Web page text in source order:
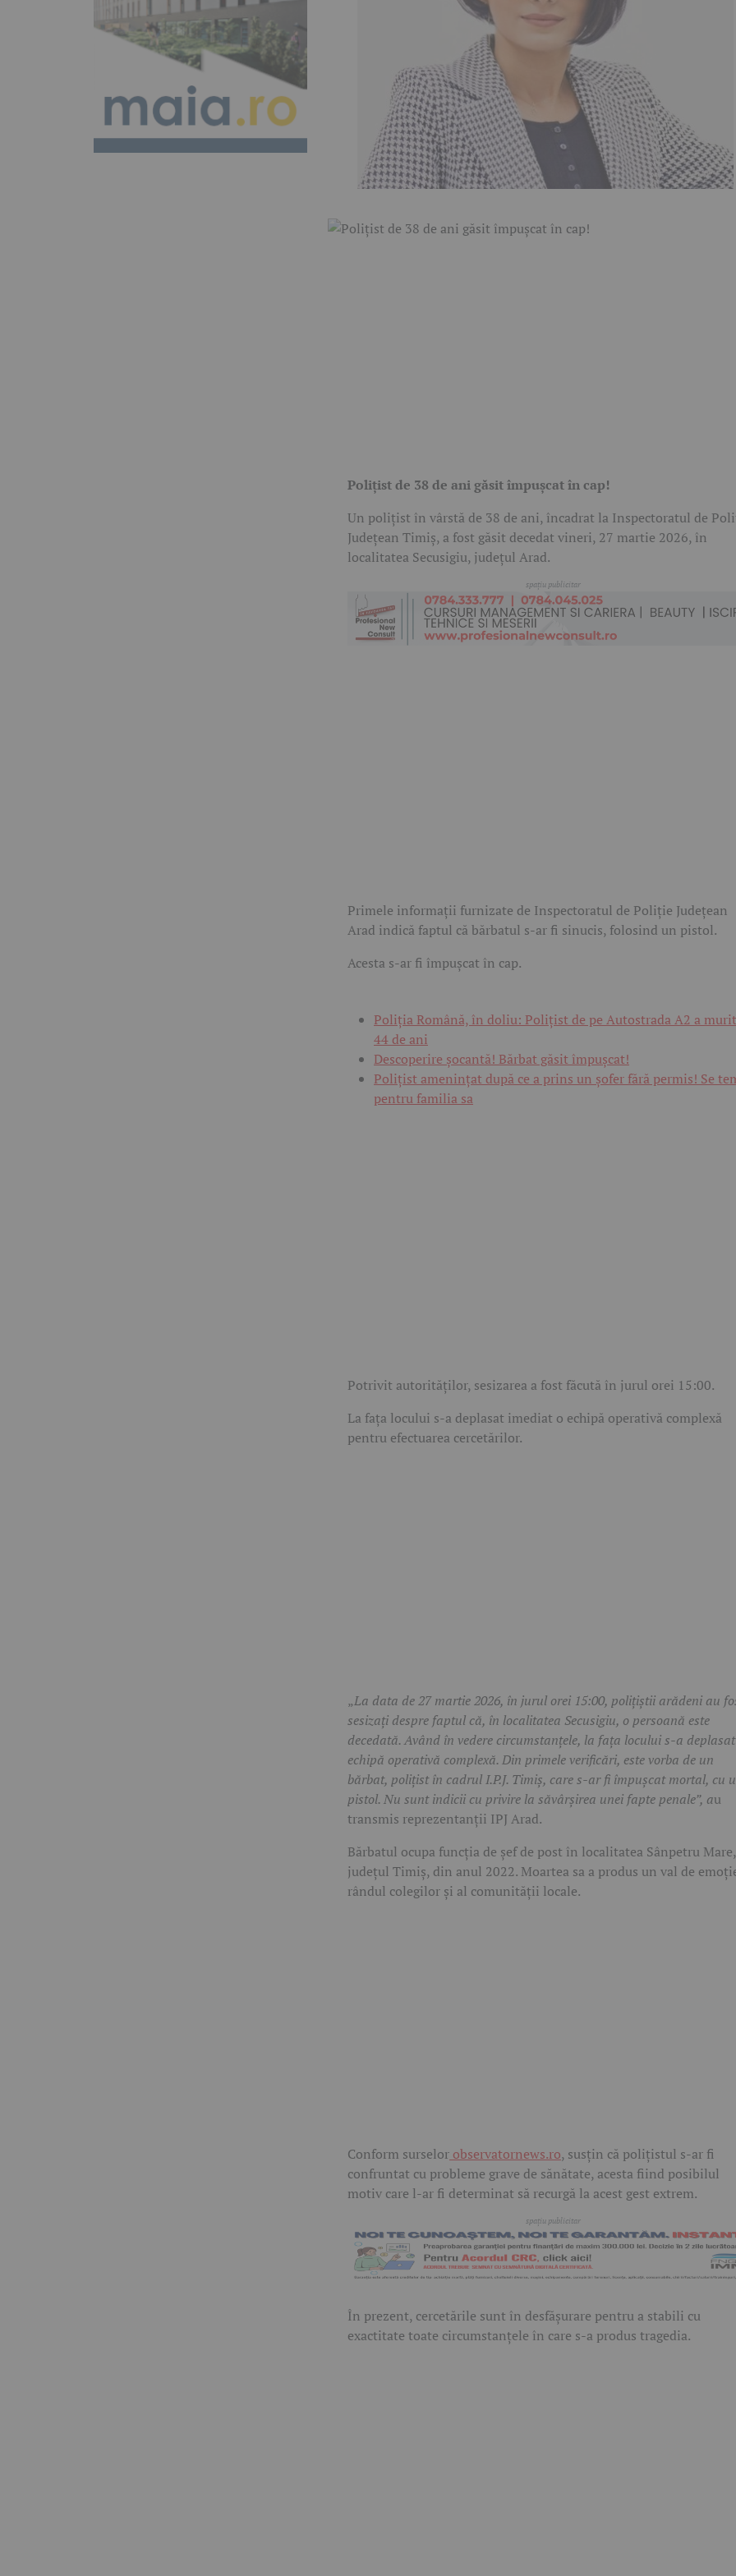
Polițist de 38 de ani găsit împușcat în cap!
Un polițist în vârstă de 38 de ani, încadrat la Inspectoratul de
Județean Timiș, a fost găsit decedat vineri, 27 martie 2026, în
localitatea Secusigiu, județul Arad.
Primele informații furnizate de Inspectoratul de Poliție Județean
Arad indică faptul că bărbatul s-ar fi sinucis, folosind un pistol.
Acesta s-ar fi împușcat în cap.
Poliția Română, în doliu: Polițist de pe Autostrada A2 a
44 de ani
Descoperire șocantă! Bărbat găsit împușcat!
Polițist amenințat după ce a prins un șofer fără permis! Se
pentru familia sa
Potrivit autorităților, sesizarea a fost făcută în jurul orei 15:00.
La fața locului s-a deplasat imediat o echipă operativă complexă
pentru efectuarea cercetărilor.
„La data de 27 martie 2026, în jurul orei 15:00, polițiștii arădeni au
sesizați despre faptul că, în localitatea Secusigiu, o persoană este
decedată. Având în vedere circumstanțele, la fața locului s-a
echipă operativă complexă. Din primele verificări, este vorba de un
bărbat, polițist în cadrul I.P.J. Timiș, care s-ar fi împușcat mortal, cu
pistol. Nu sunt indicii cu privire la săvârșirea unei fapte penale”, au
transmis reprezentanții IPJ Arad.
Bărbatul ocupa funcția de șef de post în localitatea Sânpetru Mare,
județul Timiș, din anul 2022. Moartea sa a produs un val de
rândul colegilor și al comunității locale.
Conform surselor observatornews.ro, susțin că polițistul s-ar fi
confruntat cu probleme grave de sănătate, acesta fiind posibilul
motiv care l-ar fi determinat să recurgă la acest gest extrem.
În prezent, cercetările sunt în desfășurare pentru a stabili cu
exactitate toate circumstanțele în care s-a produs tragedia.